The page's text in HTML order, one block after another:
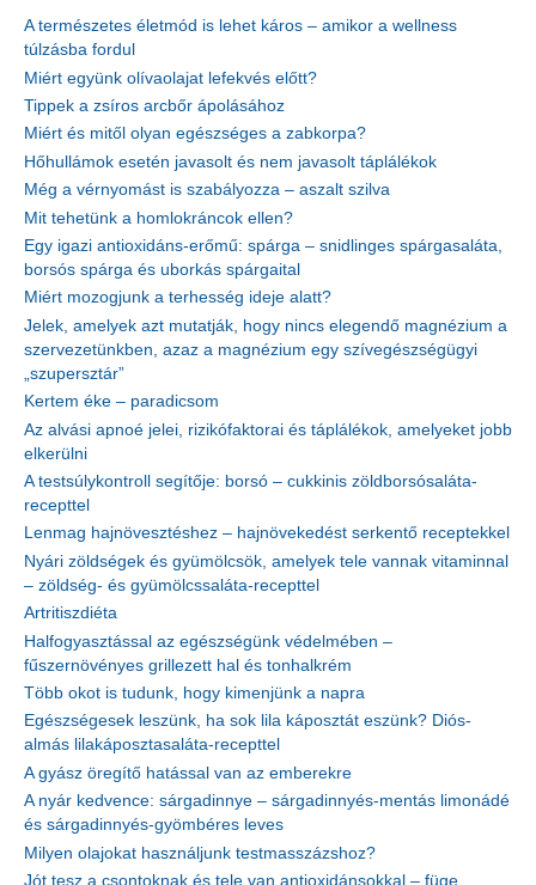
A természetes életmód is lehet káros – amikor a wellness
túlzásba fordul
Miért együnk olívaolajat lefekvés előtt?
Tippek a zsíros arcbőr ápolásához
Miért és mitől olyan egészséges a zabkorpa?
Hőhullámok esetén javasolt és nem javasolt táplálékok
Még a vérnyomást is szabályozza – aszalt szilva
Mit tehetünk a homlokráncok ellen?
Egy igazi antioxidáns-erőmű: spárga – snidlinges spárgasaláta,
borsós spárga és uborkás spárgaital
Miért mozogjunk a terhesség ideje alatt?
Jelek, amelyek azt mutatják, hogy nincs elegendő magnézium a
szervezetünkben, azaz a magnézium egy szívegészségügyi
„szupersztár”
Kertem éke – paradicsom
Az alvási apnoé jelei, rizikófaktorai és táplálékok, amelyeket jobb
elkerülni
A testsúlykontroll segítője: borsó – cukkinis zöldborsósaláta-
recepttel
Lenmag hajnövesztéshez – hajnövekedést serkentő receptekkel
Nyári zöldségek és gyümölcsök, amelyek tele vannak vitaminnal
– zöldség- és gyümölcssaláta-recepttel
Artritiszdiéta
Halfogyasztással az egészségünk védelmében –
fűszernövényes grillezett hal és tonhalkrém
Több okot is tudunk, hogy kimenjünk a napra
Egészségesek leszünk, ha sok lila káposztát eszünk? Diós-
almás lilakáposztasaláta-recepttel
A gyász öregítő hatással van az emberekre
A nyár kedvence: sárgadinnye – sárgadinnyés-mentás limonádé
és sárgadinnyés-gyömbéres leves
Milyen olajokat használjunk testmasszázshoz?
Jót tesz a csontoknak és tele van antioxidánsokkal – füge